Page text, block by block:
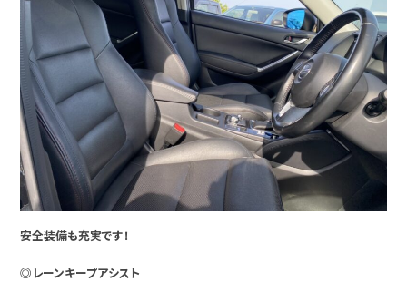
安全装備も充実です！
◎レーンキープアシスト